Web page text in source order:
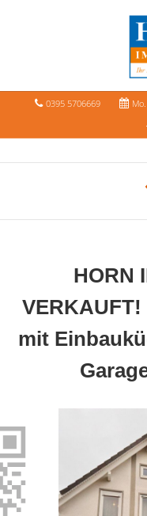
0395 5706669
HORN
mit